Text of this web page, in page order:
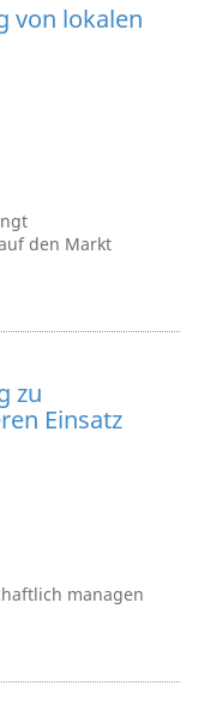
von lokalen
den Markt
zu
Einsatz
managen